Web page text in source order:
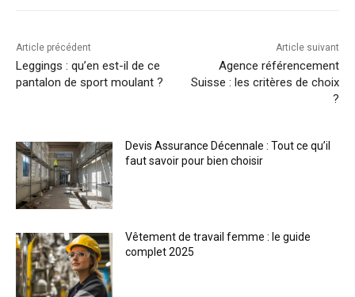
Article précédent
Leggings : qu’en est-il de ce
pantalon de sport moulant ?
Article suivant
Agence référencement
Suisse : les critères de choix
?
Devis Assurance Décennale : Tout ce qu’il
faut savoir pour bien choisir
Vêtement de travail femme : le guide
complet 2025